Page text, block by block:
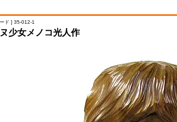
ド ] 35-012-1
少女メノコ光人作